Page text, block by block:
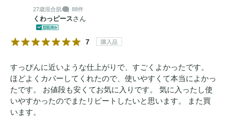
27歳混合肌 88件
くわっピースさん
7 購入品
すっぴんに近いような仕上がりで、すごくよかったです。
ほどよくカバーしてくれたので、使いやすくて本当によかっ
たです。 お値段も安くてお気に入りです。 気に入ったし使
いやすかったのでまたリピートしたいと思います。 また買
います。